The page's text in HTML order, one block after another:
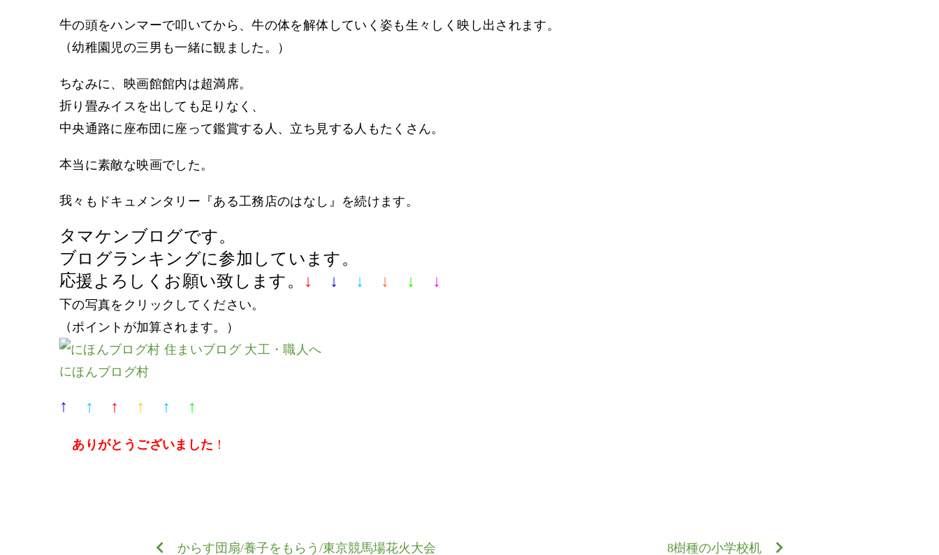
牛の頭をハンマーで叩いてから、牛の体を解体していく姿も生々しく映し出されます。
（幼稚園児の三男も一緒に観ました。）
ちなみに、映画館館内は超満席。
折り畳みイスを出しても足りなく、
中央通路に座布団に座って鑑賞する人、立ち見する人もたくさん。
本当に素敵な映画でした。
我々もドキュメンタリー『ある工務店のはなし』を続けます。
タマケンブログです。
ブログランキングに参加しています。
応援よろしくお願い致します。 ↓ ↓ ↓ ↓ ↓ ↓
下の写真をクリックしてください。
（ポイントが加算されます。）
にほんブログ村
↑ ↑ ↑ ↑ ↑ ↑
ありがとうございました ！
からす団扇/養子をもらう/東京競馬場花火大会
8樹種の小学校机